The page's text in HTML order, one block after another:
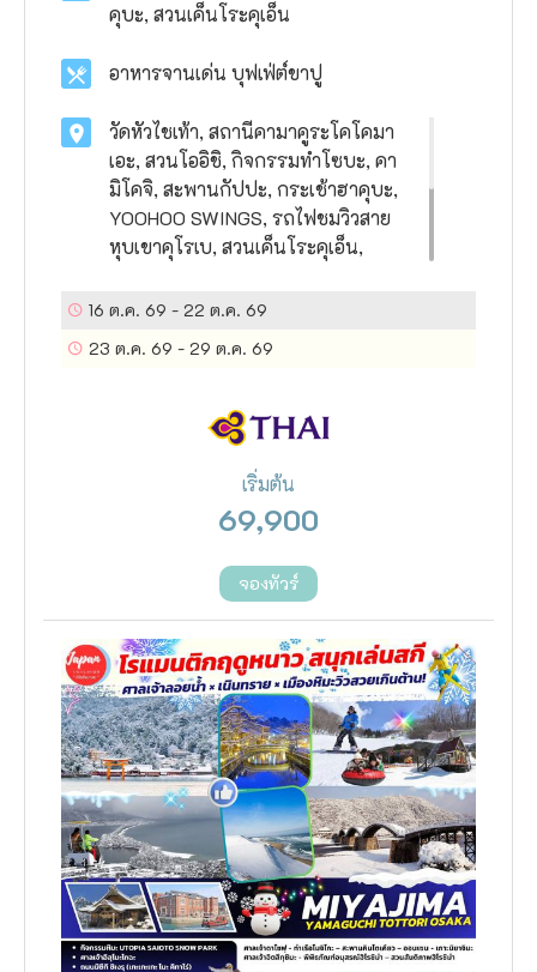
คุบะ, สวนเค็นโระคุเอ็น
อาหารจานเด่น บุฟเฟ่ต์ขาปู
วัดหัวไชเท้า, สถานีคามาคูระโคโคมา
เอะ, สวนโออิชิ, กิจกรรมทำโซบะ, คา
มิโคจิ, สะพานกัปปะ, กระเช้าฮาคุบะ,
YOOHOO SWINGS, รถไฟชมวิวสาย
หุบเขาคุโรเบ, สวนเค็นโระคุเอ็น,
หมู่บ้านเอจิเซ็น วาชิ, ศาลเจ้าสุมิโยชิ,
ชินไซบาชิ,ทัวร์เสริม ยูนิเวอร์แซล สตูดิ
16 ต.ค. 69 - 22 ต.ค. 69
23 ต.ค. 69 - 29 ต.ค. 69
เริ่มต้น
69,900
จองทัวร์